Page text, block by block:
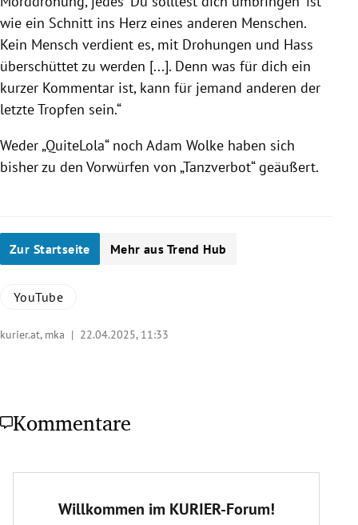
wie ein Schnitt ins Herz eines anderen Menschen.
Kein Mensch verdient es, mit Drohungen und Hass
überschüttet zu werden [...]. Denn was für dich ein
kurzer Kommentar ist, kann für jemand anderen der
letzte Tropfen sein.“
Weder „QuiteLola“ noch Adam Wolke haben sich
bisher zu den Vorwürfen von „Tanzverbot“ geäußert.
Zur Startseite Mehr aus Trend Hub
YouTube
kurier.at, mka | 22.04.2025, 11:33
Kommentare